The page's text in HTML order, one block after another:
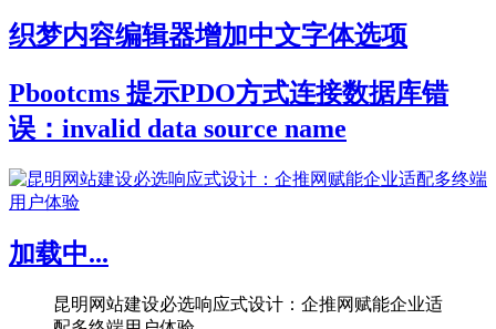
织梦内容编辑器增加中文字体选项
Pbootcms 提示PDO方式连接数据库错
误：invalid data source name
加载中...
昆明网站建设必选响应式设计：企推网赋能企业适